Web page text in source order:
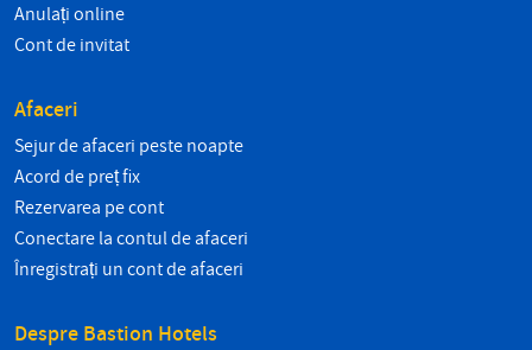
Anulați online
Cont de invitat
Afaceri
Sejur de afaceri peste noapte
Acord de preț fix
Rezervarea pe cont
Conectare la contul de afaceri
Înregistrați un cont de afaceri
Despre Bastion Hotels